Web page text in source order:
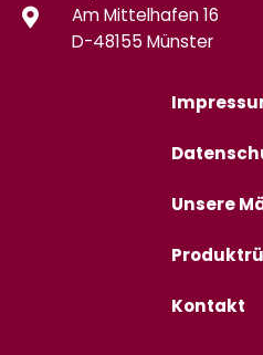
Am Mittelhafen 16
D-48155 Münster
Unsere
Kontakt